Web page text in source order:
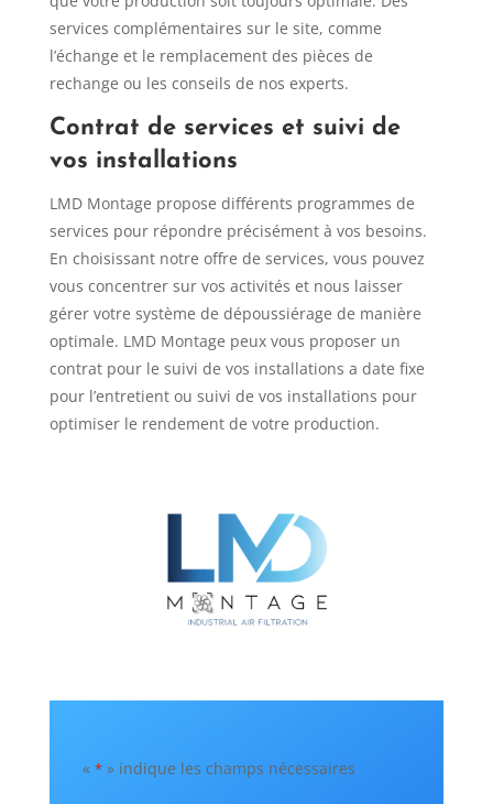
services complémentaires sur le site, comme
l’échange et le remplacement des pièces de
rechange ou les conseils de nos experts.
Contrat de services et suivi de
vos installations
LMD Montage propose différents programmes de
services pour répondre précisément à vos besoins.
En choisissant notre offre de services, vous pouvez
vous concentrer sur vos activités et nous laisser
gérer votre système de dépoussiérage de manière
optimale. LMD Montage peux vous proposer un
contrat pour le suivi de vos installations a date fixe
pour l’entretient ou suivi de vos installations pour
optimiser le rendement de votre production.
« *» indique les champs nécessaires